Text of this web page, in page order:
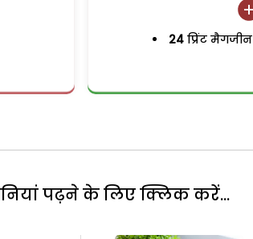
24 प्रिंट मैगजीन
पढ़ने के लिए क्लिक करें...